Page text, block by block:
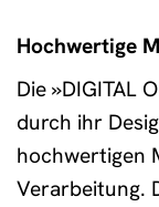
Hochwertige
Die »DIGITAL
durch ihr
hochwertigen
Verarbeitung.